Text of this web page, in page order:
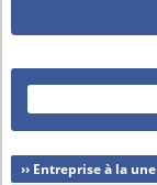
›› Entreprise à la une